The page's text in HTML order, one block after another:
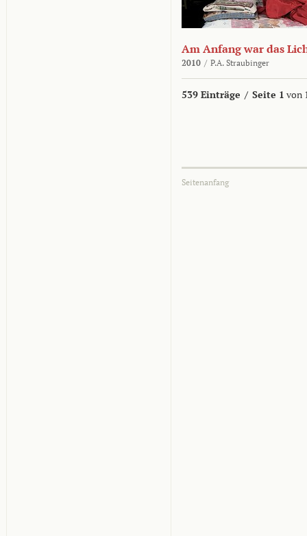
Am Anfang war das
2010 / P.A. Straubinger
539 Einträge / Seite 1 von
Seitenanfang